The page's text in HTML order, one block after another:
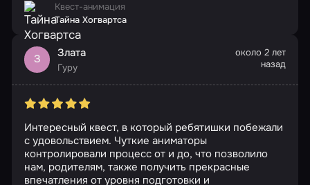
Квест-анимация
Тайна Хогвартса
З Злата
Гуру
около 2 лет
назад
Интересный квест, в который ребятишки побежали
с удовольствием. Чуткие аниматоры
контролировали процесс от и до, что позволило
нам, родителям, также получить прекрасные
впечатления от уровня подготовки и